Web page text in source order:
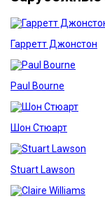
Гарретт Джонстон
Paul Bourne
Шон Стюарт
Stuart Lawson